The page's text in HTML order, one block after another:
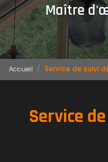
Maître
Accueil Service de suivi
Service